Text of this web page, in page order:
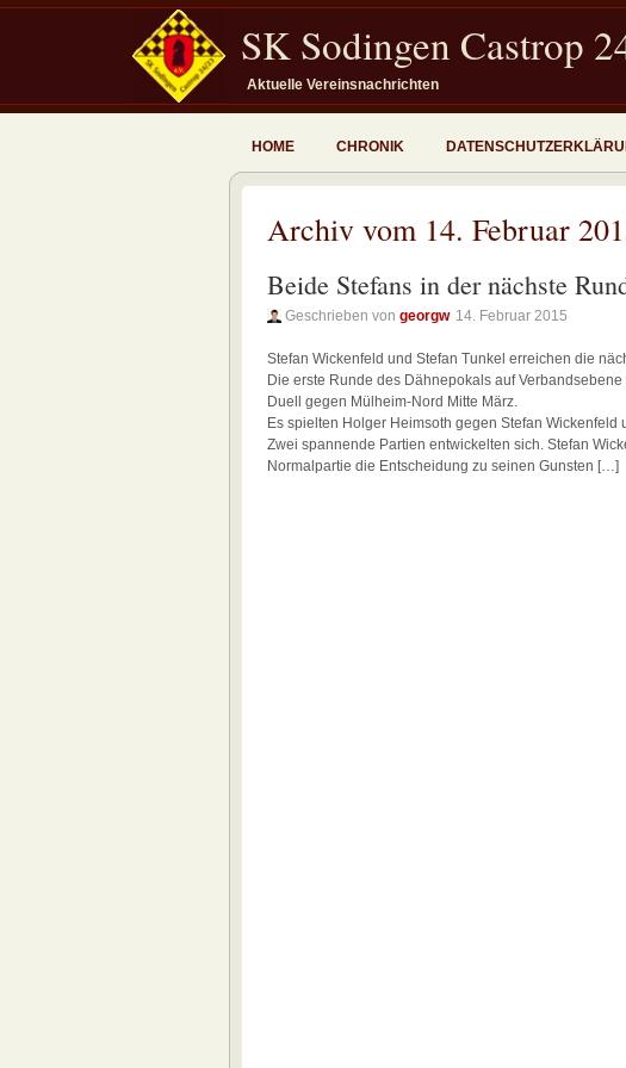
SK Sodingen Castrop
Aktuelle Vereinsnachrichten
HOME CHRONIK
Archiv vom 14. Februar
Beide Stefans in der nächste
Geschrieben von georgw 14. Februar 2015
Stefan Wickenfeld und Stefan Tunkel erreichen die
Die erste Runde des Dähnepokals auf
Duell gegen Mülheim-Nord Mitte März.
Es spielten Holger Heimsoth gegen Stefan Wickenfeld
Zwei spannende Partien entwickelten sich. Stefan
Normalpartie die Entscheidung zu seinen Gunsten […]